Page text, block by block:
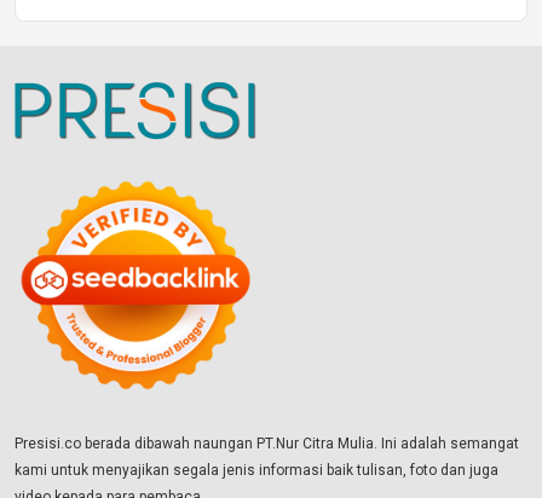
Presisi.co berada dibawah naungan PT.Nur Citra Mulia. Ini adalah semangat
kami untuk menyajikan segala jenis informasi baik tulisan, foto dan juga